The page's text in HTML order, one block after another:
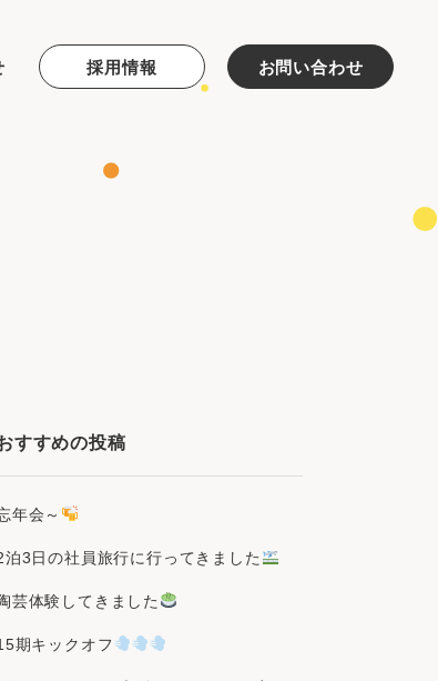
採用情報 お問い合わせ
すすめの投稿
年会～
泊3日の社員旅行に行ってきました
芸体験してきました
期キックオフ